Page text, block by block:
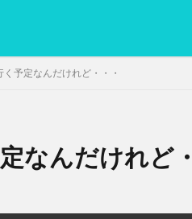
予定なんだけれど・・・
なんだけれど
グリグリ画像 マレーシア動画